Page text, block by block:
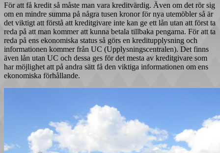
För att få kredit så måste man vara kreditvärdig. Även om det rör sig
om en mindre summa på några tusen kronor för nya utemöbler så är
det viktigt att förstå att kreditgivare inte kan ge ett lån utan att först ta
reda på att man kommer att kunna betala tillbaka pengarna. För att ta
reda på ens ekonomiska status så görs en kreditupplysning och
informationen kommer från UC (Upplysningscentralen). Det finns
även lån utan UC och dessa ges för det mesta av kreditgivare som
har möjlighet att på andra sätt få den viktiga informationen om ens
ekonomiska förhållande.